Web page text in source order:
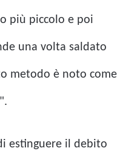
più piccolo e poi
una volta saldato
metodo è noto come
estinguere il debito